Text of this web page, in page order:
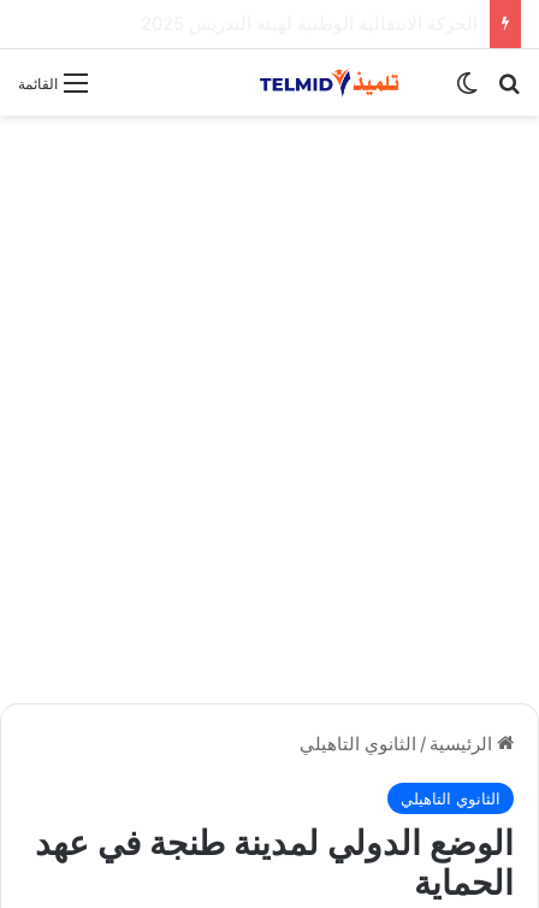
القائمة بحث عنالوضع المظلم
الرئيسية / الثانوي التاهيلي
الثانوي التاهيلي
الوضع الدولي لمدينة طنجة في عهد
الحماية